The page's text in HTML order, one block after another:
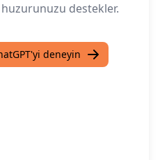
destekler.
deneyin